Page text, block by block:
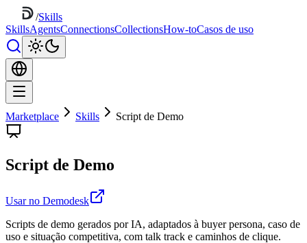
/Skills
SkillsAgentsConnectionsCollectionsHow-toCasos de uso
Marketplace Skills Script de Demo
Script de Demo
Usar no Demodesk
Scripts de demo gerados por IA, adaptados à buyer persona, caso de
uso e situação competitiva, com talk track e caminhos de clique.